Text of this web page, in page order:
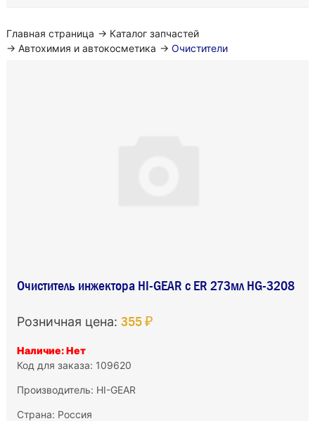
Главная страница → Каталог запчастей
→ Автохимия и автокосметика → Очистители
Очиститель инжектора HI-GEAR с ER 273мл HG-3208
Розничная цена: 355 ₽
Наличие: Нет
Код для заказа: 109620
Производитель: HI-GEAR
Страна: Россия